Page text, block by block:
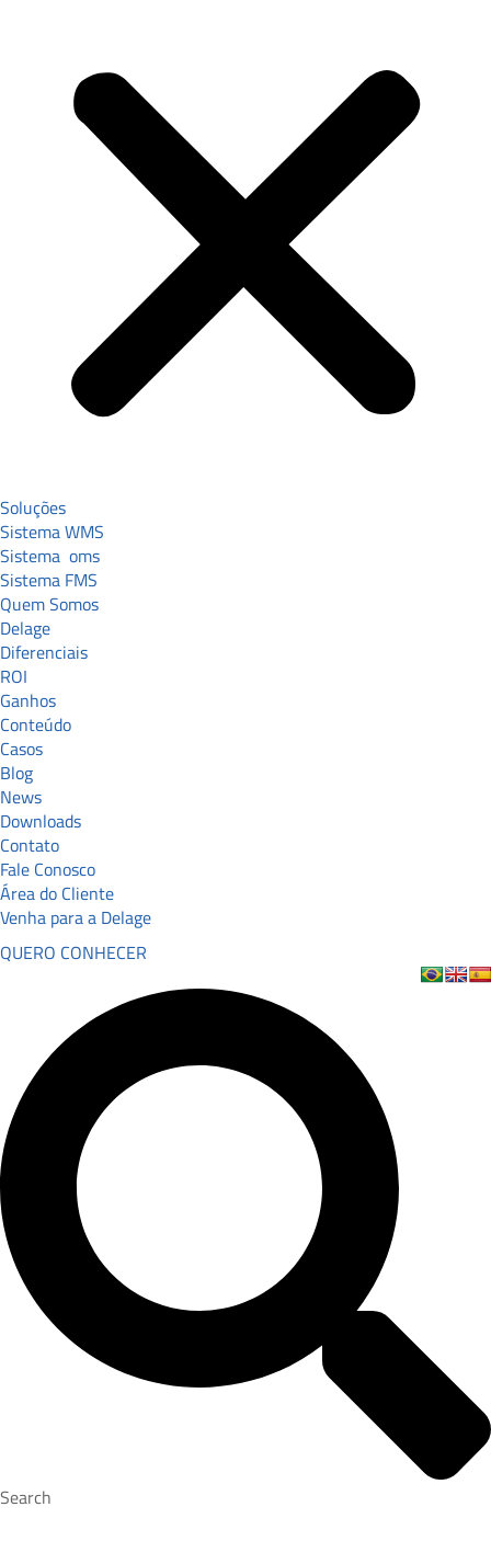
Soluções
Sistema WMS
Sistema oms
Sistema FMS
Quem Somos
Delage
Diferenciais
ROI
Ganhos
Conteúdo
Casos
Blog
News
Downloads
Contato
Fale Conosco
Área do Cliente
Venha para a Delage
QUERO CONHECER
Search